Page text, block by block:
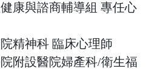
康與諮商輔導組 專任心
精神科 臨床心理師
附設醫院婦產科/衛生福